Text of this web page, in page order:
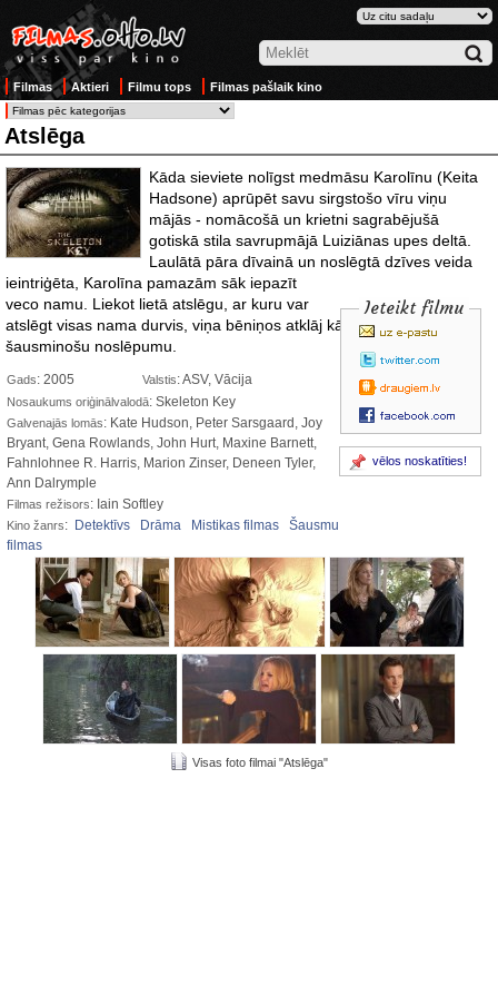
Filmas Aktieri Filmu tops Filmas pašlaik kino
Atslēga
Kāda sieviete nolīgst medmāsu Karolīnu (Keita
Hadsone) aprūpēt savu sirgstošo vīru viņu
mājās - nomācošā un krietni sagrabējušā
gotiskā stila savrupmājā Luiziānas upes deltā.
Laulātā pāra dīvainā un noslēgtā dzīves veida
ieintriģēta, Karolīna pamazām sāk iepazīt
veco namu. Liekot lietā atslēgu, ar kuru var
atslēgt visas nama durvis, viņa bēniņos atklāj kādu istabu, kas slēpj
šausminošu noslēpumu.
Ieteikt filmu
vēlos noskatīties!
Gads: 2005 Valstis: ASV, Vācija
Nosaukums oriģinālvalodā: Skeleton Key
Galvenajās lomās: Kate Hudson, Peter Sarsgaard, Joy
Bryant, Gena Rowlands, John Hurt, Maxine Barnett,
Fahnlohnee R. Harris, Marion Zinser, Deneen Tyler,
Ann Dalrymple
Filmas režisors: Iain Softley
Kino žanrs: Detektīvs Drāma Mistikas filmas
Šausmu
filmas
Visas foto filmai "Atslēga"